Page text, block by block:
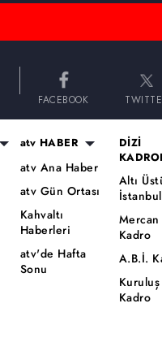
FACEBOOK
atv HABER
atv Ana Haber
atv Gün Ortası
Kahvaltı
Haberleri
atv'de Hafta
Sonu
DİZİ
Altı
Kadro
A.B.İ.
Kadro